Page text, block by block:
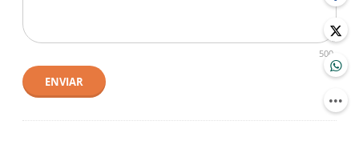
500
ENVIAR